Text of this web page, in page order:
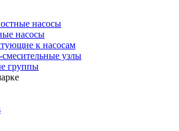
насосы
насосы
к насосам
узлы
группы